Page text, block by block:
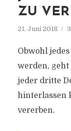
ZU
21. Juni 2018
Obwohl
werden, geht
jeder dritte
hinterlassen
vererben.